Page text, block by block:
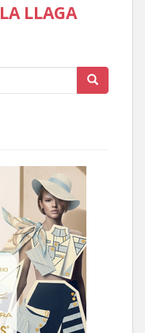
LLAGA